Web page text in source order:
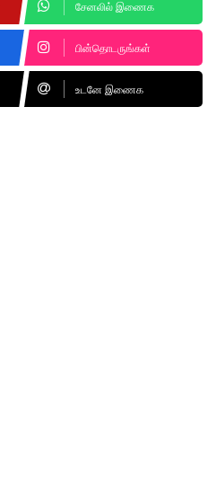
சேனலில் இணைக
பின்தொடருங்கள்
உடனே இணைக